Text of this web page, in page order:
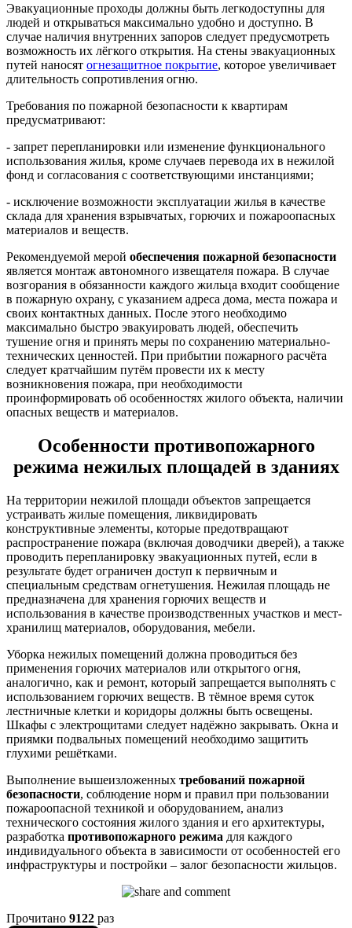
Эвакуационные проходы должны быть легкодоступны для
людей и открываться максимально удобно и доступно. В
случае наличия внутренних запоров следует предусмотреть
возможность их лёгкого открытия. На стены эвакуационных
путей наносят огнезащитное покрытие, которое увеличивает
длительность сопротивления огню.
Требования по пожарной безопасности к квартирам
предусматривают:
- запрет перепланировки или изменение функционального
использования жилья, кроме случаев перевода их в нежилой
фонд и согласования с соответствующими инстанциями;
- исключение возможности эксплуатации жилья в качестве
склада для хранения взрывчатых, горючих и пожароопасных
материалов и веществ.
Рекомендуемой мерой обеспечения пожарной безопасности
является монтаж автономного извещателя пожара. В случае
возгорания в обязанности каждого жильца входит сообщение
в пожарную охрану, с указанием адреса дома, места пожара и
своих контактных данных. После этого необходимо
максимально быстро эвакуировать людей, обеспечить
тушение огня и принять меры по сохранению материально-
технических ценностей. При прибытии пожарного расчёта
следует кратчайшим путём провести их к месту
возникновения пожара, при необходимости
проинформировать об особенностях жилого объекта, наличии
опасных веществ и материалов.
Особенности противопожарного
режима нежилых площадей в зданиях
На территории нежилой площади объектов запрещается
устраивать жилые помещения, ликвидировать
конструктивные элементы, которые предотвращают
распространение пожара (включая доводчики дверей), а также
проводить перепланировку эвакуационных путей, если в
результате будет ограничен доступ к первичным и
специальным средствам огнетушения. Нежилая площадь не
предназначена для хранения горючих веществ и
использования в качестве производственных участков и мест-
хранилищ материалов, оборудования, мебели.
Уборка нежилых помещений должна проводиться без
применения горючих материалов или открытого огня,
аналогично, как и ремонт, который запрещается выполнять с
использованием горючих веществ. В тёмное время суток
лестничные клетки и коридоры должны быть освещены.
Шкафы с электрощитами следует надёжно закрывать. Окна и
приямки подвальных помещений необходимо защитить
глухими решётками.
Выполнение вышеизложенных требований пожарной
безопасности, соблюдение норм и правил при пользовании
пожароопасной техникой и оборудованием, анализ
технического состояния жилого здания и его архитектуры,
разработка противопожарного режима для каждого
индивидуального объекта в зависимости от особенностей его
инфраструктуры и постройки – залог безопасности жильцов.
Прочитано 9122 раз